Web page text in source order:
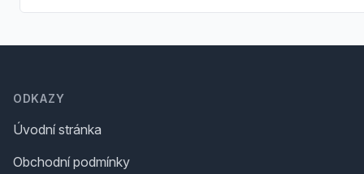
ODKAZY
Úvodní stránka
Obchodní podmínky